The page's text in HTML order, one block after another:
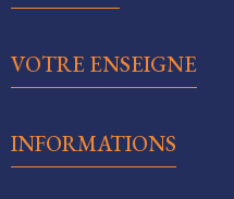
VOTRE ENSEIGNE
INFORMATIONS